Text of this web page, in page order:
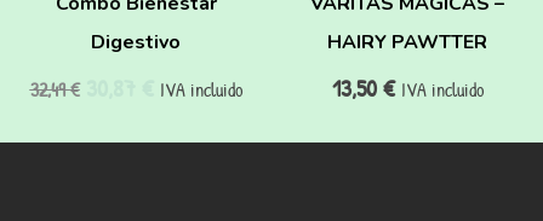
Digestivo
32,49€ IVA incluido
HAIRY PAWTTER
13,50€ IVA incluido